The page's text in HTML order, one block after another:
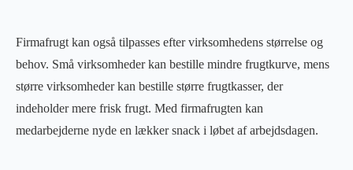
Firmafrugt kan også tilpasses efter virksomhedens størrelse og
behov. Små virksomheder kan bestille mindre frugtkurve, mens
større virksomheder kan bestille større frugtkasser, der
indeholder mere frisk frugt. Med firmafrugten kan
medarbejderne nyde en lækker snack i løbet af arbejdsdagen.